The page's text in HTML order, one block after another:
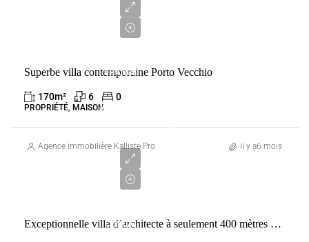
FRANCE
PORTO-
VECCHIO
Superbe villa contemporaine Porto Vecchio
170m² 6 0
PROPRIÉTÉ, MAISON
Agence immobilière Kalliste Properties il y a6 mois
CONCA
1
Exceptionnelle villa d’architecte à seulement 400 mètres de l’une des plus belles plages de la côte Fautea. Conca